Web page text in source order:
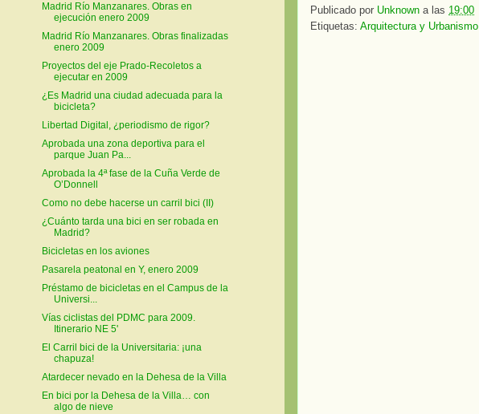
Publicado por Unknown a las 19:00
Etiquetas: Arquitectura y Urbanismo
Madrid Río Manzanares. Obras en
ejecución enero 2009
Madrid Río Manzanares. Obras finalizadas
enero 2009
Proyectos del eje Prado-Recoletos a
ejecutar en 2009
¿Es Madrid una ciudad adecuada para la
bicicleta?
Libertad Digital, ¿periodismo de rigor?
Aprobada una zona deportiva para el
parque Juan Pa...
Aprobada la 4ª fase de la Cuña Verde de
O’Donnell
Como no debe hacerse un carril bici (II)
¿Cuánto tarda una bici en ser robada en
Madrid?
Bicicletas en los aviones
Pasarela peatonal en Y, enero 2009
Préstamo de bicicletas en el Campus de la
Universi...
Vías ciclistas del PDMC para 2009.
Itinerario NE 5'
El Carril bici de la Universitaria: ¡una
chapuza!
Atardecer nevado en la Dehesa de la Villa
En bici por la Dehesa de la Villa… con
algo de nieve